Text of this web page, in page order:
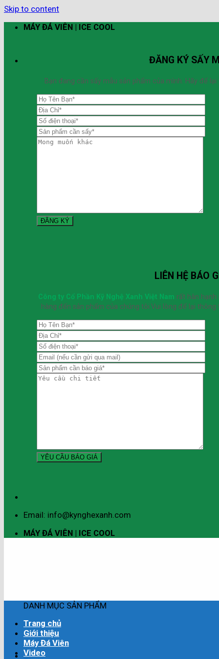
Skip to content
MÁY ĐÁ VIÊN | ICE COOL
ĐĂNG KÝ SẤY
Bạn đang cần sấy mẫu sản phẩm của mình. Hãy để
LIÊN HỆ BÁO
Công ty Cổ Phần Kỹ Nghệ Xanh Việt Nam rất hân
hàng đến sản phẩm của chúng tôi.Vui lòng để lại
Email: info@kynghexanh.com
MÁY ĐÁ VIÊN | ICE COOL
DANH MỤC SẢN PHẨM
Trang chủ
Giới thiệu
Máy Đá Viên
Video